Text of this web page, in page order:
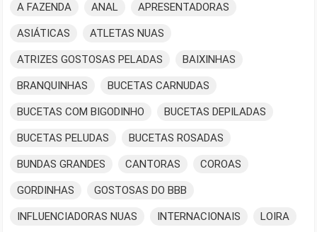
A FAZENDA ANAL APRESENTADORAS
ASIÁTICAS ATLETAS NUAS
ATRIZES GOSTOSAS PELADAS BAIXINHAS
BRANQUINHAS BUCETAS CARNUDAS
BUCETAS COM BIGODINHO BUCETAS DEPILADAS
BUCETAS PELUDAS BUCETAS ROSADAS
BUNDAS GRANDES CANTORAS COROAS
GORDINHAS GOSTOSAS DO BBB
INFLUENCIADORAS NUAS INTERNACIONAIS LOIRA